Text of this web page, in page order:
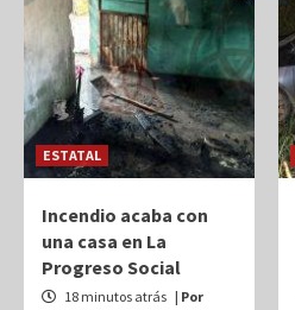
ESTATAL
Incendio acaba con
una casa en La
Progreso Social
18 minutos atrás | Por